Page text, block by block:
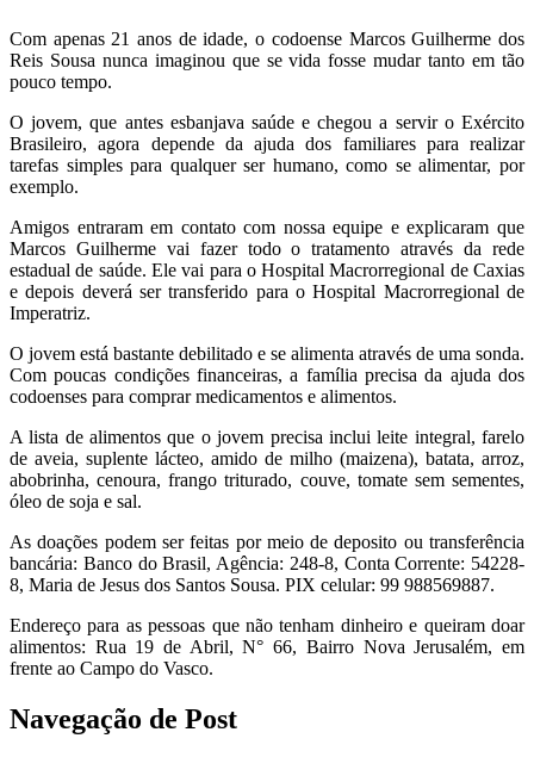
Com apenas 21 anos de idade, o codoense Marcos Guilherme dos
Reis Sousa nunca imaginou que se vida fosse mudar tanto em tão
pouco tempo.
O jovem, que antes esbanjava saúde e chegou a servir o Exército
Brasileiro, agora depende da ajuda dos familiares para realizar
tarefas simples para qualquer ser humano, como se alimentar, por
exemplo.
Amigos entraram em contato com nossa equipe e explicaram que
Marcos Guilherme vai fazer todo o tratamento através da rede
estadual de saúde. Ele vai para o Hospital Macrorregional de Caxias
e depois deverá ser transferido para o Hospital Macrorregional de
Imperatriz.
O jovem está bastante debilitado e se alimenta através de uma sonda.
Com poucas condições financeiras, a família precisa da ajuda dos
codoenses para comprar medicamentos e alimentos.
A lista de alimentos que o jovem precisa inclui leite integral, farelo
de aveia, suplente lácteo, amido de milho (maizena), batata, arroz,
abobrinha, cenoura, frango triturado, couve, tomate sem sementes,
óleo de soja e sal.
As doações podem ser feitas por meio de deposito ou transferência
bancária: Banco do Brasil, Agência: 248-8, Conta Corrente: 54228-
8, Maria de Jesus dos Santos Sousa. PIX celular: 99 988569887.
Endereço para as pessoas que não tenham dinheiro e queiram doar
alimentos: Rua 19 de Abril, N° 66, Bairro Nova Jerusalém, em
frente ao Campo do Vasco.
Navegação de Post